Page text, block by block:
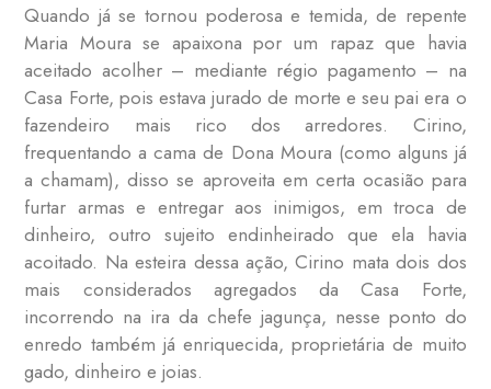
Quando já se tornou poderosa e temida, de repente
Maria Moura se apaixona por um rapaz que havia
aceitado acolher – mediante régio pagamento – na
Casa Forte, pois estava jurado de morte e seu pai era o
fazendeiro mais rico dos arredores. Cirino,
frequentando a cama de Dona Moura (como alguns já
a chamam), disso se aproveita em certa ocasião para
furtar armas e entregar aos inimigos, em troca de
dinheiro, outro sujeito endinheirado que ela havia
acoitado. Na esteira dessa ação, Cirino mata dois dos
mais considerados agregados da Casa Forte,
incorrendo na ira da chefe jagunça, nesse ponto do
enredo também já enriquecida, proprietária de muito
gado, dinheiro e joias.